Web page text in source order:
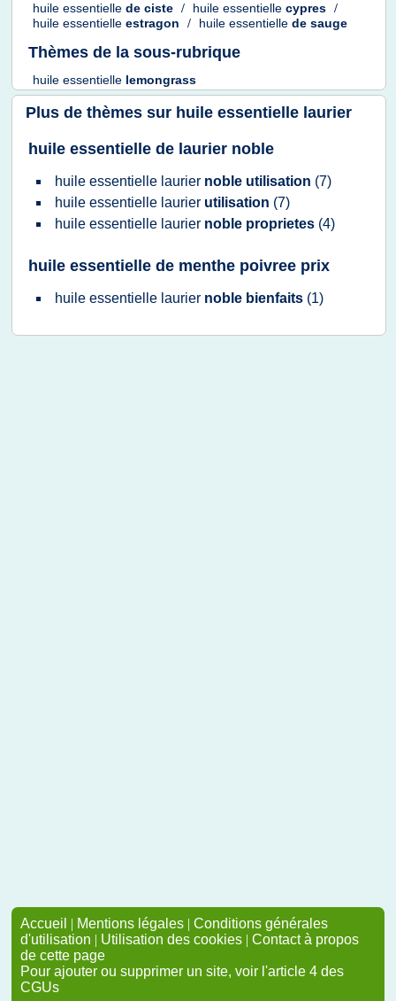
huile essentielle de ciste / huile essentielle cypres /
huile essentielle estragon / huile essentielle de sauge
Thèmes de la sous-rubrique
huile essentielle lemongrass
Plus de thèmes sur huile essentielle laurier
huile essentielle de laurier noble
huile essentielle laurier noble utilisation (7)
huile essentielle laurier utilisation (7)
huile essentielle laurier noble proprietes (4)
huile essentielle de menthe poivree prix
huile essentielle laurier noble bienfaits (1)
Accueil | Mentions légales | Conditions générales
d'utilisation | Utilisation des cookies | Contact à propos
de cette page
Pour ajouter ou supprimer un site, voir l'article 4 des
CGUs